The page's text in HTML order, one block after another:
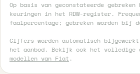
Op basis van geconstateerde
keuringen in het RDW-register.
faalpercentage; gebreken worden bij
Cijfers worden automatisch
het aanbod. Bekijk ook het volledige
modellen van Fiat .